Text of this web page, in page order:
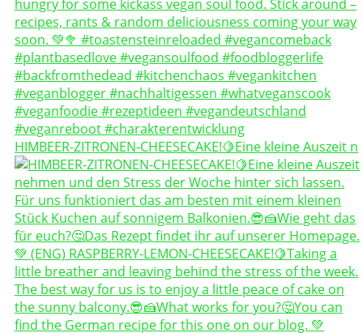
HIMBEER-ZITRONEN-CHEESECAKE!🍋Eine kleine Auszeit n